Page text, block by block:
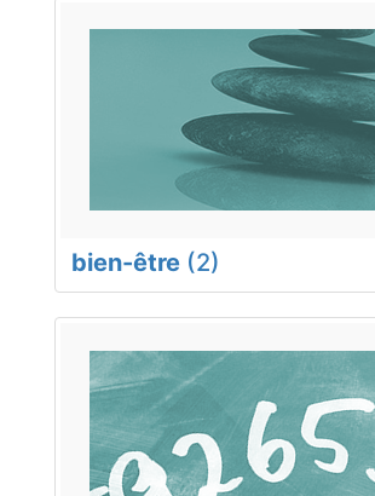
bien-être (2)